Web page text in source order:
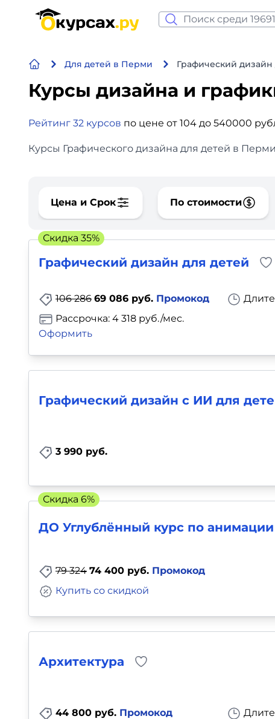
Для детей в Перми Графический
Курсы дизайна и
Рейтинг 32 курсов по цене от 104 до 540000
Курсы Графического дизайна для детей в
Цена и Срок По стоимости
Графический дизайн для детей
106 286 69 086 руб. Промокод
Рассрочка: 4 318 руб./мес.
Оформить
Скидка 35%
Графический дизайн с ИИ для
3 990 руб.
ДО Углублённый курс по анимации
79 324 74 400 руб. Промокод
Купить со скидкой
Скидка 6%
Архитектура
44 800 руб. Промокод
Программирование
Бизнес и финансы
Дизайн
Видео, фото, аудио
Маркетинг
Иностранный язык
Для детей
Красота, здоровье, фитнес
Психология и саморазвитие
Тесты на профориентацию